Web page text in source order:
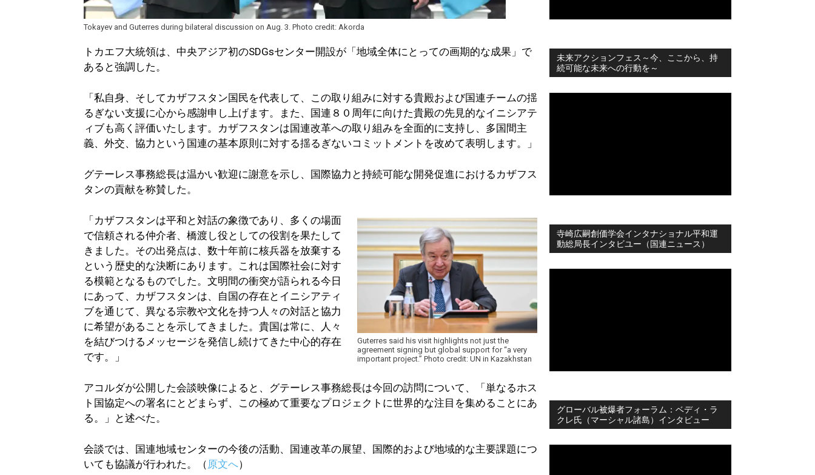
Tokayev and Guterres during bilateral discussion on Aug. 3. Photo credit: Akorda
トカエフ大統領は、中央アジア初のSDGsセンター開設が「地域全体にとっての画期的な成果」で
あると強調した。
「私自身、そしてカザフスタン国民を代表して、この取り組みに対する貴殿および国連チームの揺
るぎない支援に心から感謝申し上げます。また、国連８０周年に向けた貴殿の先見的なイニシアテ
ィブも高く評価いたします。カザフスタンは国連改革への取り組みを全面的に支持し、多国間主
義、外交、協力という国連の基本原則に対する揺るぎないコミットメントを改めて表明します。」
グテーレス事務総長は温かい歓迎に謝意を示し、国際協力と持続可能な開発促進におけるカザフス
タンの貢献を称賛した。
Guterres said his visit highlights not just the
agreement signing but global support for “a very
important project.” Photo credit: UN in Kazakhstan
「カザフスタンは平和と対話の象徴であり、多くの場面
で信頼される仲介者、橋渡し役としての役割を果たして
きました。その出発点は、数十年前に核兵器を放棄する
という歴史的な決断にあります。これは国際社会に対す
る模範となるものでした。文明間の衝突が語られる今日
にあって、カザフスタンは、自国の存在とイニシアティ
ブを通じて、異なる宗教や文化を持つ人々の対話と協力
に希望があることを示してきました。貴国は常に、人々
を結びつけるメッセージを発信し続けてきた中心的存在
です。」
アコルダが公開した会談映像によると、グテーレス事務総長は今回の訪問について、「単なるホス
ト国協定への署名にとどまらず、この極めて重要なプロジェクトに世界的な注目を集めることにあ
る。」と述べた。
会談では、国連地域センターの今後の活動、国連改革の展望、国際的および地域的な主要課題につ
いても協議が行われた。（ 原文へ）
未来アクションフェス～今、ここから、持
続可能な未来への行動を～
寺崎広嗣創価学会インタナショナル平和運
動総局長インタビユー（国連ニュース）
グローバル被爆者フォーラム：ベディ・ラ
クレ氏（マーシャル諸島）インタビュー